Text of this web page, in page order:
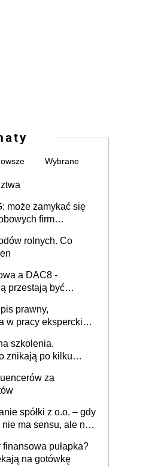
Wybrane
może zamykać się
firm
rolnych. Co
a DAC8 -
przestają być
prawny,
w pracy eksperckiej -
szkolenia.
znikają po kilku
za
spółki z o.o. – gdy
ma sensu, ale nie
pułapka?
na gotówkę